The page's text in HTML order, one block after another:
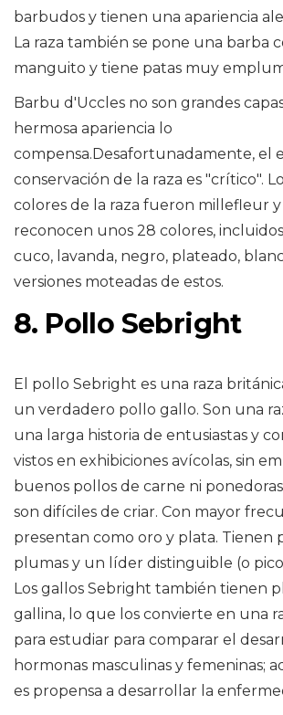
barbudos y tienen una apariencia
La raza también se pone una barba
manguito y tiene patas muy
Barbu d'Uccles no son grandes
hermosa apariencia lo
compensa.Desafortunadamente, el
conservación de la raza es "crítico".
colores de la raza fueron millefleur y
reconocen unos 28 colores,
cuco, lavanda, negro, plateado,
versiones moteadas de estos.
8. Pollo Sebright
El pollo Sebright es una raza
un verdadero pollo gallo. Son una
una larga historia de entusiastas y
vistos en exhibiciones avícolas, sin
buenos pollos de carne ni
son difíciles de criar. Con mayor
presentan como oro y plata. Tienen
plumas y un líder distinguible (o
Los gallos Sebright también tienen
gallina, lo que los convierte en una
para estudiar para comparar el
hormonas masculinas y femeninas;
es propensa a desarrollar la